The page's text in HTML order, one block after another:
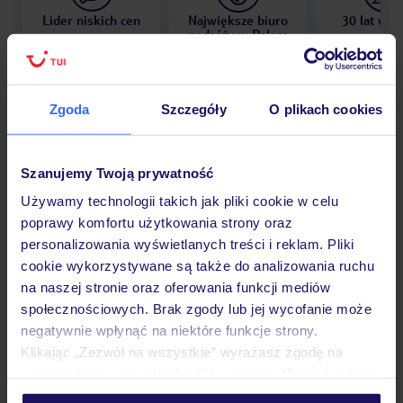
Zgoda Szczegóły O plikach cookies
Szanujemy Twoją prywatność
Używamy technologii takich jak pliki cookie w celu
poprawy komfortu użytkowania strony oraz
personalizowania wyświetlanych treści i reklam. Pliki
cookie wykorzystywane są także do analizowania ruchu
na naszej stronie oraz oferowania funkcji mediów
społecznościowych. Brak zgody lub jej wycofanie może
negatywnie wpłynąć na niektóre funkcje strony.
Klikając „Zezwól na wszystkie” wyrażasz zgodę na
personalizować swój wybór wchodząc w zakładkę
Lider niskich cen
Największe biuro
podróży w Polsce
30 lat w
Opinie
Pokoje
Wyżywienie